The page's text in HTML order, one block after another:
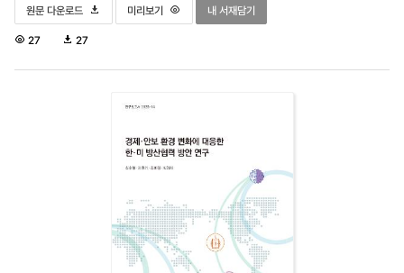
KICE연구리포트 2025_국가교육과정 개정 연구 체제 구축 및 사회적 수용 제고 방안 탐색 연
원문 다운로드 KICE연구리포트 2025_국가교육과정 개정 연구 체제 구축 및 사회
미리보기 KICE연구리포트 2025_국가교육과정 개정 연
내 서재담기
조
27
다
드
27